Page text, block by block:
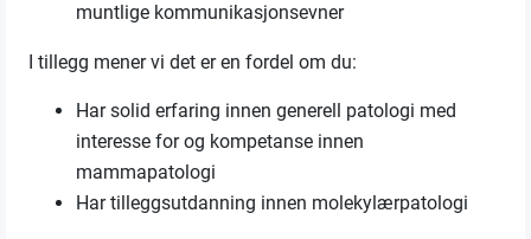
muntlige kommunikasjonsevner
I tillegg mener vi det er en fordel om du:
Har solid erfaring innen generell patologi med
interesse for og kompetanse innen
mammapatologi
Har tilleggsutdanning innen molekylærpatologi